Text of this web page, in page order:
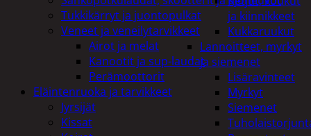
ja kiinnikkeet
Kukkaruukut
Lannoitteet, myrkyt
ja siemenet
Lisäravinteet
Myrkyt
Siemenet
Tukkikärryt ja juontopulkat
Veneet ja veneilytarvikkeet
Airot ja melat
Kanootit ja sup-laudat
Perämoottorit
Eläintenruoka ja tarvikkeet
Jyrsijät
Kissat